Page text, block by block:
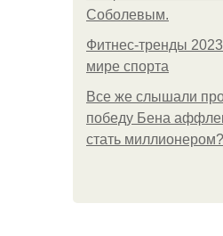
Соболевым.
Фитнес-тренды
мире спорта
Все же слышали
победу Бена
стать миллионером?